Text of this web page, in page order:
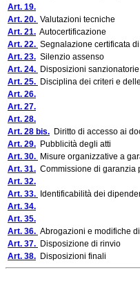
Art. 19.
Art. 20. Valutazioni tecniche
Art. 21. Autocertificazione
Art. 22. Segnalazione certificata
Art. 23. Silenzio assenso
Art. 24. Disposizioni sanzionatorie
Art. 25. Disciplina dei criteri e
Art. 26.
Art. 27.
Art. 28.
Art. 28 bis. Diritto di accesso ai
Art. 29. Pubblicità degli atti
Art. 30. Misure organizzative a
Art. 31. Commissione di garanzia
Art. 32.
Art. 33.
Identificabilità dei
Art. 34.
Art. 35.
Art. 36. Abrogazioni e modifiche
Art. 37. Disposizione di rinvio
Art. 38. Disposizioni finali